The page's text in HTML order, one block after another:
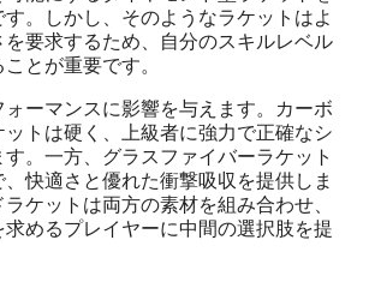
。しかし、そのようなラケットはよ
を要求するため、自分のスキルレベル
とが重要です。
ーマンスに影響を与えます。カーボ
トは硬く、上級者に強力で正確なシ
。一方、グラスファイバーラケット
快適さと優れた衝撃吸収を提供しま
ケットは両方の素材を組み合わせ、
めるプレイヤーに中間の選択肢を提